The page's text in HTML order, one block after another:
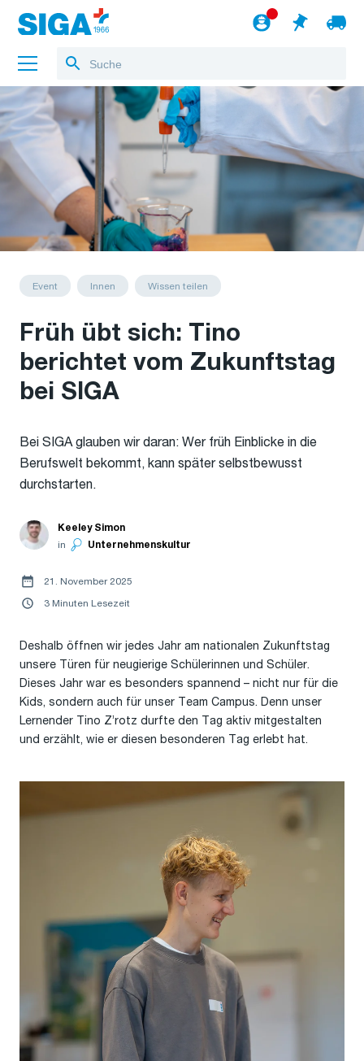
Über uns
Referenzen
Jobs
Event Innen Wissen teilen
Früh übt sich: Tino
berichtet vom Zukunftstag
bei SIGA
Bei SIGA glauben wir daran: Wer früh Einblicke in die
Berufswelt bekommt, kann später selbstbewusst
durchstarten.
Keeley Simon
in
Unternehmenskultur
21. November 2025
3 Minuten Lesezeit
Deshalb öffnen wir jedes Jahr am nationalen Zukunftstag
unsere Türen für neugierige Schülerinnen und Schüler.
Dieses Jahr war es besonders spannend – nicht nur für die
Kids, sondern auch für unser Team Campus. Denn unser
Lernender Tino Z’rotz durfte den Tag aktiv mitgestalten
und erzählt, wie er diesen besonderen Tag erlebt hat.